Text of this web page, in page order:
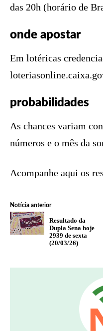
das 20h (horário de
onde apostar
Em lotéricas
probabilidades
As chances variam
números e o mês da
Acompanhe aqui os
Notícia anterior
Resultado da
Dupla Sena hoje
2939 de sexta
(20/03/26)